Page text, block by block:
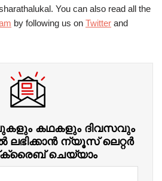
You can also read all the
by following us on Twitter and
കഥകളും ദിവസവും
ന്യൂസ് ലെറ്റർ
ചെയ്യാം